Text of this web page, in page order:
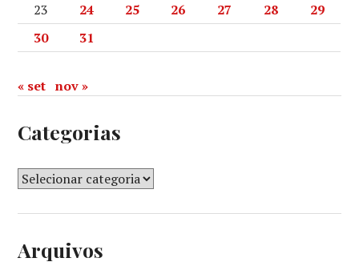
23
24 25 26 27 28
29
30
31
« set nov »
Categorias
Arquivos